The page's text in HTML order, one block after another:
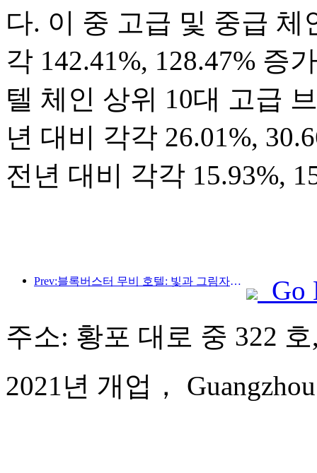
다. 이 중 고급 및 중급 체
각 142.41%, 128.47% 증
텔 체인 상위 10대 고급
년 대비 각각 26.01%,
전년 대비 각각 15.93%,
Prev:블록버스터 무비 호텔: 빛과 그림자의 여정에 푹 빠진 블록버스터 무비 호텔은 새로운 여행 경험을 정의합니다.
Go
주소: 황포 대로 중 322
2021년 개업，